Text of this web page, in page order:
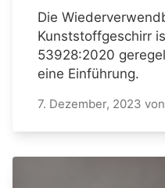
Die
Kunststoffgeschirr
53928:2020
eine Einführung.
7. Dezember, 2023 von